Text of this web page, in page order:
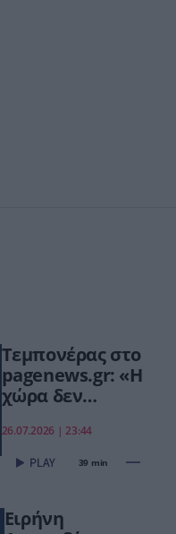
Τεμπονέρας στο
pagenews.gr: «Η
χώρα δεν
χαμένη
επταετία»–Τι
ΟΠΕΚΕΠΕ,Τσίπρα
26.07.2026 | 23:44
39 min
Ειρήνη